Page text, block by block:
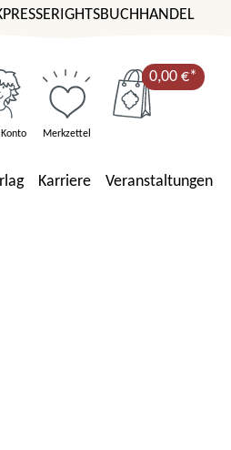
PRESSERIGHTSBUCHHANDEL
Merkzettel
0,00 €*
Karriere Veranstaltungen